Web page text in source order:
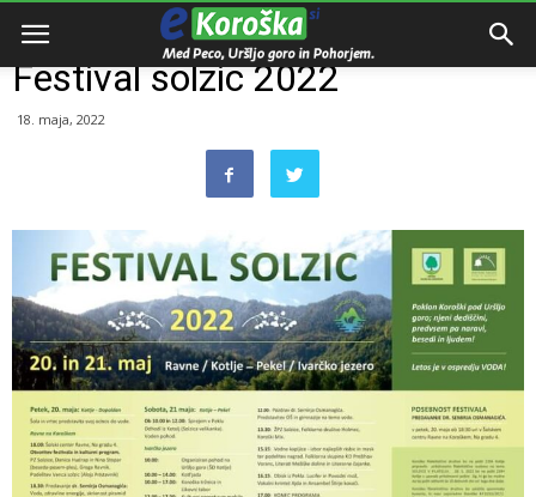
Domov
Festival solzic 2022
18. maja, 2022